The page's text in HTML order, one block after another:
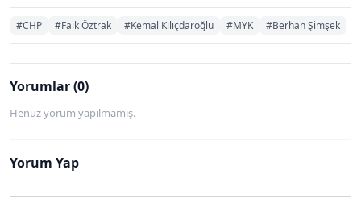
#CHP #Faik Öztrak #Kemal Kılıçdaroğlu #MYK #Berhan Şimşek
Yorumlar (0)
Henüz yorum yapılmamış.
Yorum Yap